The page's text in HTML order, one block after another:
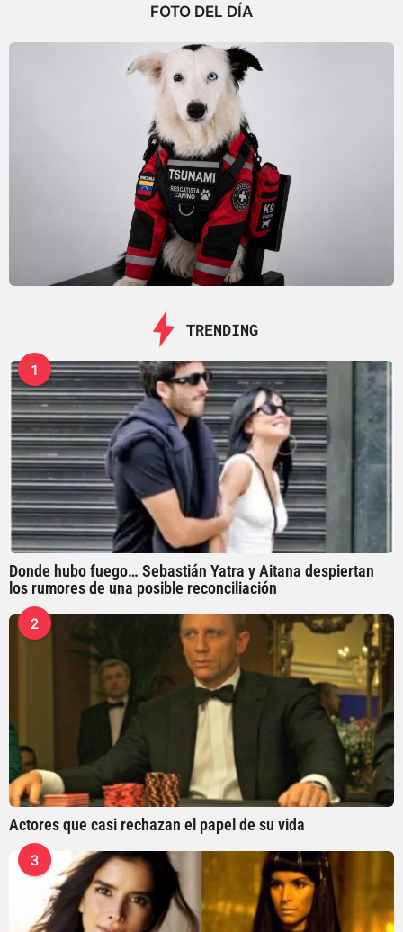
g
FOTO DEL DÍA
TRENDING
1
Donde hubo fuego… Sebastián Yatra y Aitana despiertan
los rumores de una posible reconciliación
2
Actores que casi rechazan el papel de su vida
3